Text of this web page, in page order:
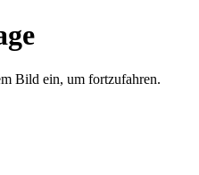
Bild ein, um fortzufahren.